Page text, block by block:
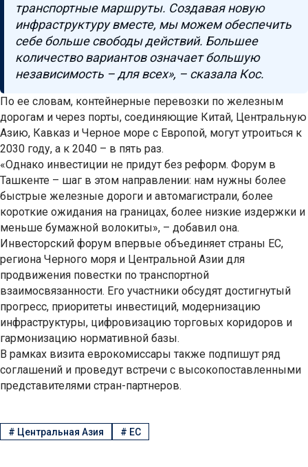
транспортные маршруты. Создавая новую
инфраструктуру вместе, мы можем обеспечить
себе больше свободы действий. Большее
количество вариантов означает большую
независимость – для всех», – сказала Кос.
По ее словам, контейнерные перевозки по железным
дорогам и через порты, соединяющие Китай, Центральную
Азию, Кавказ и Черное море с Европой, могут утроиться к
2030 году, а к 2040 – в пять раз.
«Однако инвестиции не придут без реформ. Форум в
Ташкенте – шаг в этом направлении: нам нужны более
быстрые железные дороги и автомагистрали, более
короткие ожидания на границах, более низкие издержки и
меньше бумажной волокиты», – добавил она.
Инвесторский форум впервые объединяет страны ЕС,
региона Черного моря и Центральной Азии для
продвижения повестки по транспортной
взаимосвязанности. Его участники обсудят достигнутый
прогресс, приоритеты инвестиций, модернизацию
инфраструктуры, цифровизацию торговых коридоров и
гармонизацию нормативной базы.
В рамках визита еврокомиссары также подпишут ряд
соглашений и проведут встречи с высокопоставленными
представителями стран-партнеров.
# Центральная Азия # ЕС